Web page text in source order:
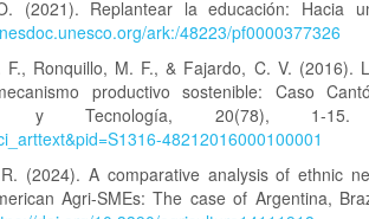
(2021). Replantear la educación: Hacia
ark:/48223/pf0000377326
F., Ronquillo, M. F., & Fajardo, C. V. (2016).
productivo sostenible: Caso
y Tecnología, 20(78), 1-
48212016000100001
(2024). A comparative analysis of ethnic
Agri-SMEs: The case of Argentina,